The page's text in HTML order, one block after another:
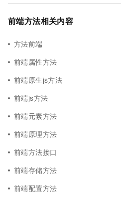
前端方法相关内容
方法前端
前端属性方法
前端原生js方法
前端js方法
前端元素方法
前端原理方法
前端方法接口
前端存储方法
前端配置方法